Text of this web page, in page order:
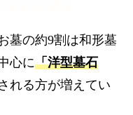
墓の約9割は和形墓
心に「洋型墓石
れる方が増えてい